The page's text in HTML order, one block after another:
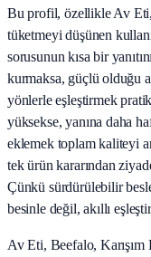
Bu profil, özellikle Av
tüketmeyi düşünen
sorusunun kısa bir
kurmaksa, güçlü olduğu
yönlerle eşleştirmek
yüksekse, yanına daha
eklemek toplam kaliteyi
tek ürün kararından
Çünkü sürdürülebilir
besinle değil, akıllı
Av Eti, Beefalo, Karışım